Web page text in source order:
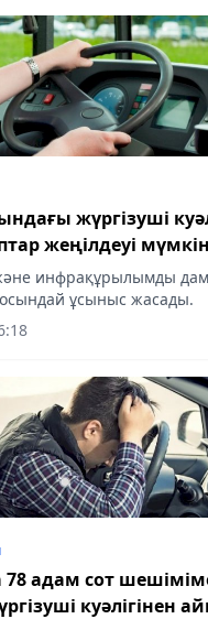
жүргізуші
жеңілдеуі мүмкін
инфрақұрылымды
осындай ұсыныс жасады.
адам сот
куәлігінен